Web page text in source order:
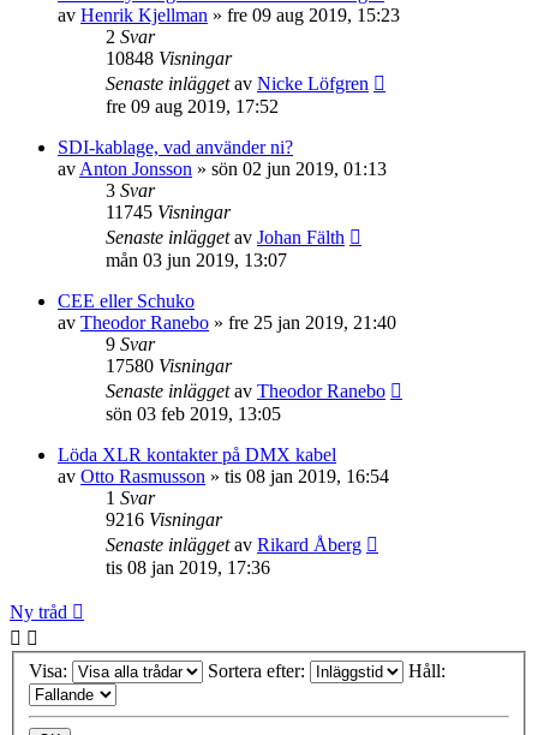
av Henrik Kjellman » fre 09 aug 2019, 15:23
2 Svar
10848 Visningar
Senaste inläggetav Nicke Löfgren
fre 09 aug 2019, 17:52
SDI-kablage, vad använder ni?
av Anton Jonsson » sön 02 jun 2019, 01:13
3 Svar
11745 Visningar
Senaste inläggetav Johan Fälth
mån 03 jun 2019, 13:07
CEE eller Schuko
av Theodor Ranebo » fre 25 jan 2019, 21:40
9 Svar
17580 Visningar
Senaste inläggetav Theodor Ranebo
sön 03 feb 2019, 13:05
Löda XLR kontakter på DMX kabel
av Otto Rasmusson » tis 08 jan 2019, 16:54
1 Svar
9216 Visningar
Senaste inläggetav Rikard Åberg
tis 08 jan 2019, 17:36
Ny tråd
Visa: Sortera efter: Håll: